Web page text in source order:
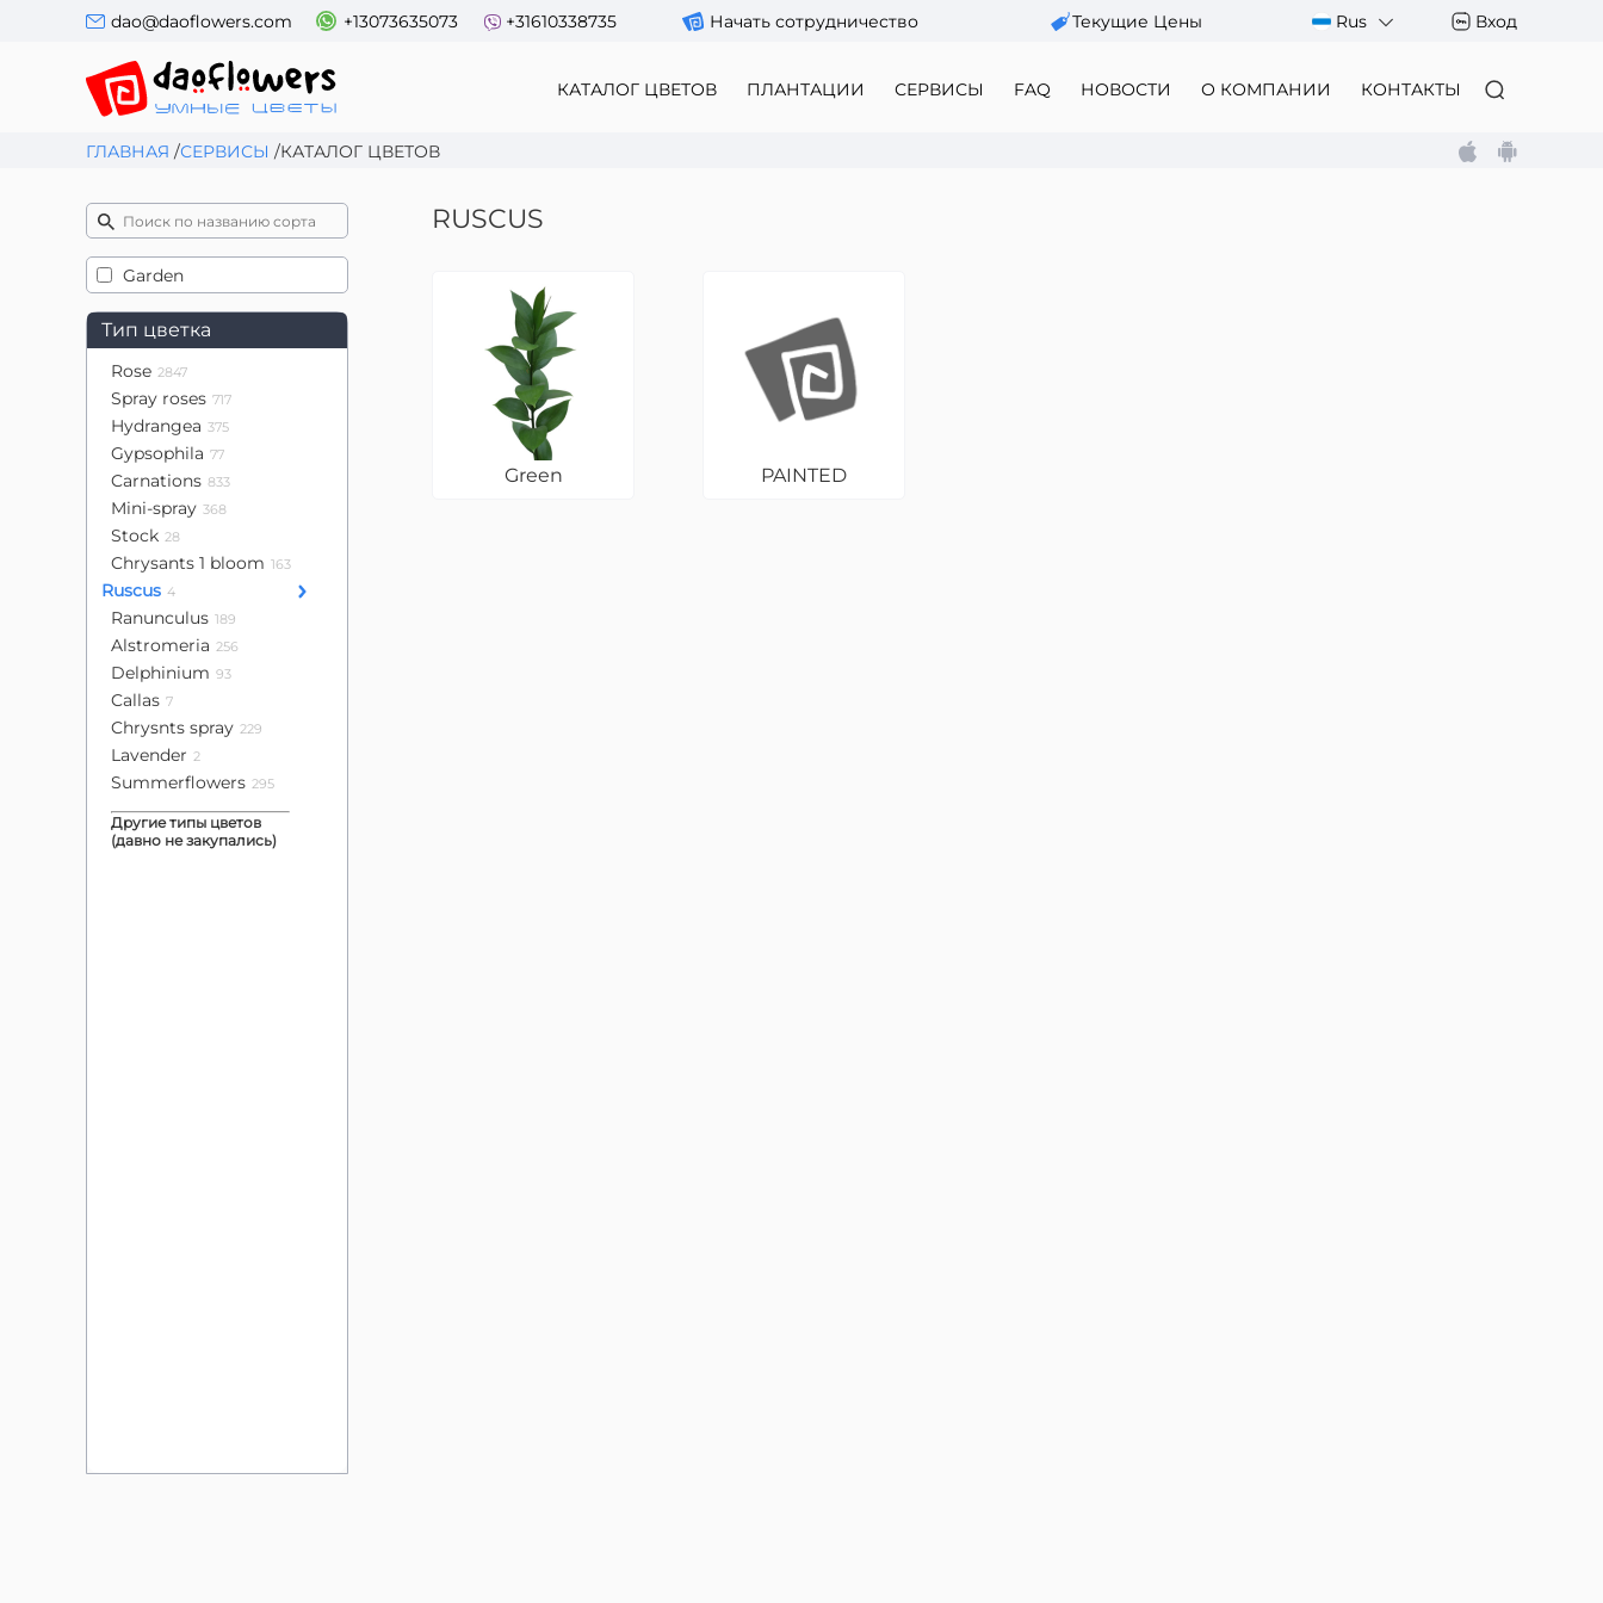
dao@daoflowers.com +13073635073 +31610338735 Начать сотрудничество Текущие Цены Rus Вход
КАТАЛОГ ЦВЕТОВ ПЛАНТАЦИИ СЕРВИСЫ FAQ НОВОСТИ О КОМПАНИИ КОНТАКТЫ
ГЛАВНАЯ /СЕРВИСЫ /КАТАЛОГ ЦВЕТОВ
Garden
Тип цветка
Rose 2847
Spray roses 717
Hydrangea 375
Gypsophila 77
Carnations 833
Mini-spray 368
Stock 28
Chrysants 1 bloom 163
Ruscus 4
Ranunculus 189
Alstromeria 256
Delphinium 93
Callas 7
Chrysnts spray 229
Lavender 2
Summerflowers 295
Другие типы цветов
(давно не закупались)
RUSCUS
Green PAINTED